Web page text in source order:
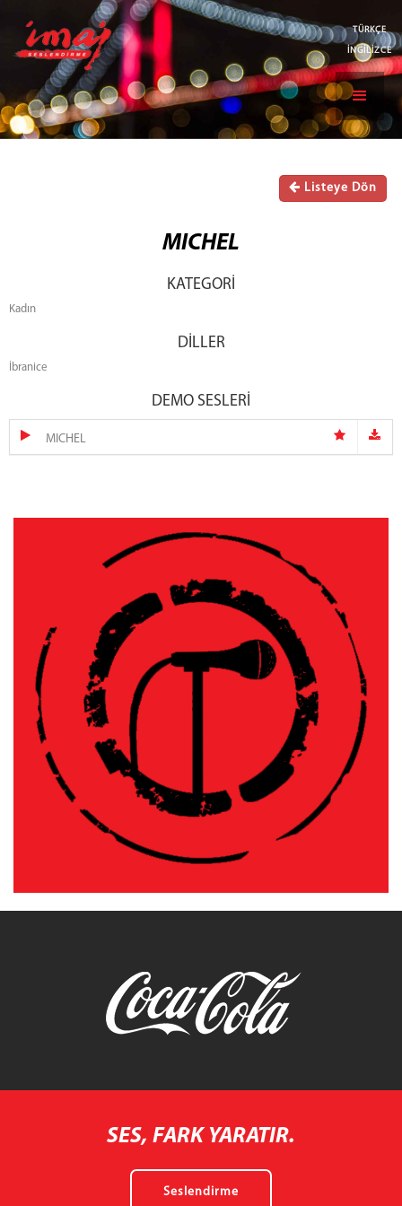
TÜRKÇE
İNGİLİZCE
Listeye Dön
MICHEL
KATEGORİ
Kadın
DİLLER
İbranice
DEMO SESLERİ
MICHEL
SES, FARK YARATIR.
Seslendirme